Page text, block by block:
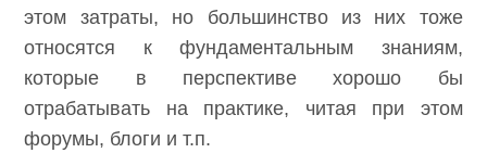
этом затраты, но большинство из них тоже
относятся к фундаментальным знаниям,
которые в перспективе хорошо бы
отрабатывать на практике, читая при этом
форумы, блоги и т.п.